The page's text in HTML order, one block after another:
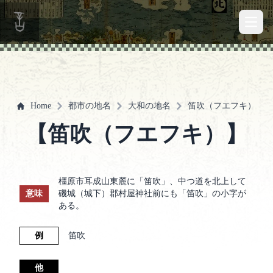
Home 都市の地名 大和の地名 笛吹（フエフキ）
【笛吹（フエフキ）】
意味
橿原市耳成山東麓に「笛吹」、中つ道を北上して
磯城（城下）郡村屋神社前にも「笛吹」の小字が
ある。
例 笛吹
他